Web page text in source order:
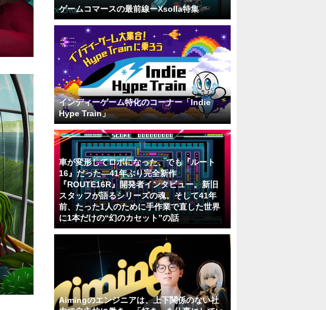
ゲームコマースの最前線ーXsolla特集
インディーゲーム特化のコーナー「Indie
Hype Train」
車が変形してロボになった、でも『ルート
16』だった―41年ぶり完全新作
『ROUTE16R』開発者インタビュー。新旧
スタッフが語るシリーズの魂。そして41年
前、たった1人のために手作業で直した世界
に1本だけの“幻のカセット”の話
Aimingのエンジニアは、上下関係のない社